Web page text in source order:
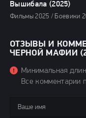
Вышибала (2025)
ОТЗЫВЫ И
ЧЕРНОЙ МАФИИ
Минимальная
Все комментарии